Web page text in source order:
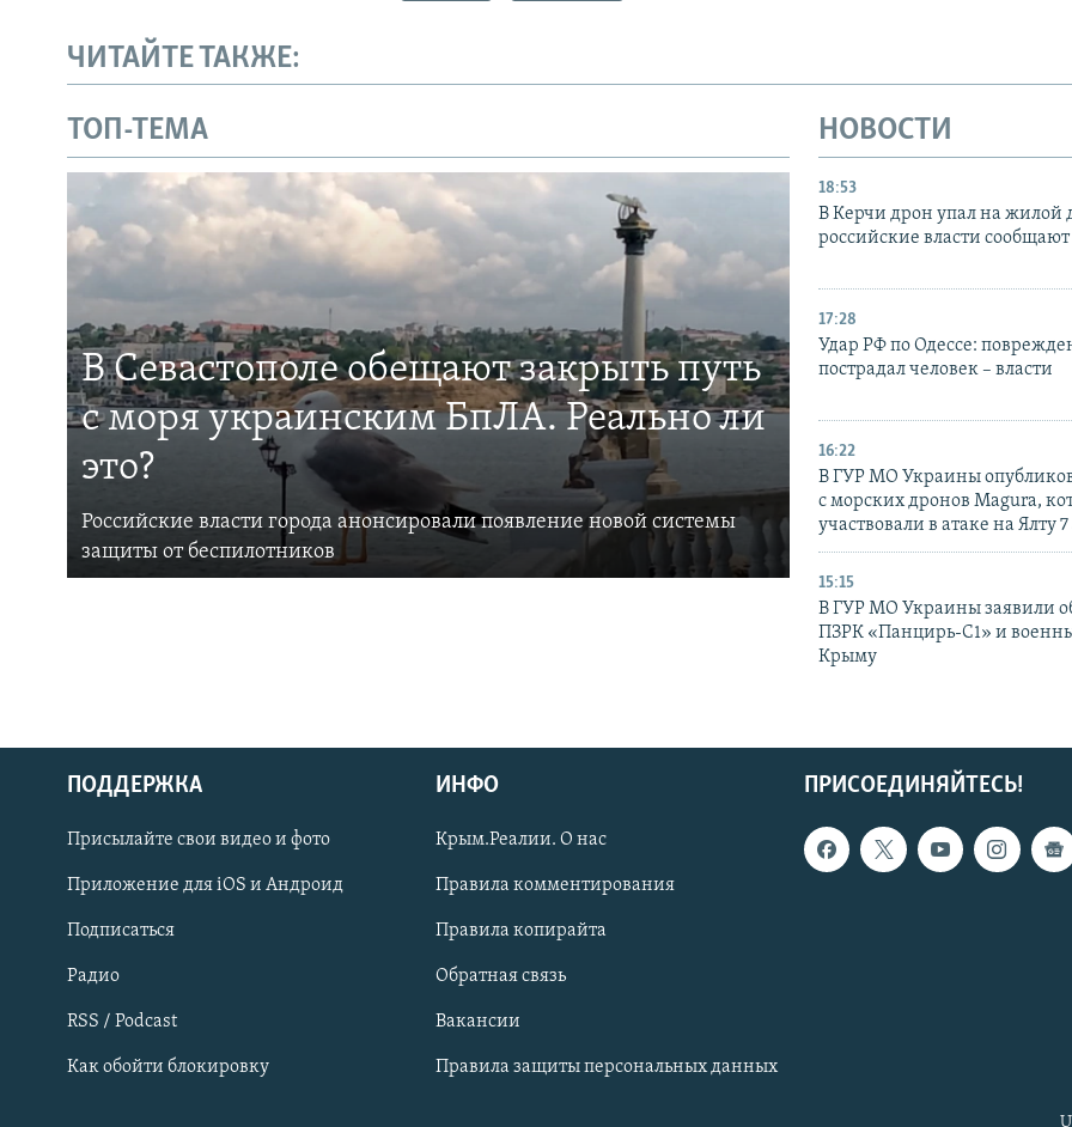
Українською
Qırımtatar
ПРИСОЕДИНЯЙТЕСЬ!
ЧИТАЙТЕ ТАКЖЕ:
ТОП-ТЕМА
В Севастополе обещают закрыть путь
с моря украинским БпЛА. Реально ли
это?
Российские власти города анонсировали появление новой системы
защиты от беспилотников
НОВОСТИ
18:53
В Керчи дрон упал на жилой
российские власти
17:28
Удар РФ по Одессе:
пострадал человек – власти
16:22
В ГУР МО Украины
с морских дронов Magura,
участвовали в атаке на Ялту 7
15:15
В ГУР МО Украины заявили
ПЗРК «Панцирь-С1» и
Крыму
ПРИСОЕДИНЯЙТЕСЬ!
ПОДДЕРЖКА
Присылайте свои видео и фото
Приложение для iOS и Андроид
Подписаться
Радио
RSS / Podcast
Как обойти блокировку
ИНФО
Крым.Реалии. О нас
Правила комментирования
Правила копирайта
Обратная связь
Вакансии
Правила защиты персональных данных